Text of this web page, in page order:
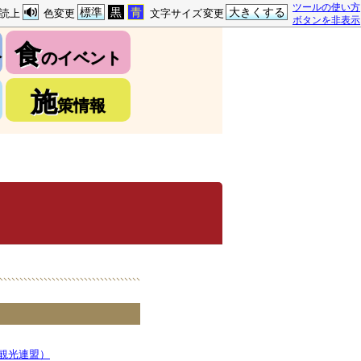
ツールの使い方
ボタンを非表示
文字サイズ変更 大きくする
色変更 標準 黒 青
読上
食のイベント
施策情報
光連盟）